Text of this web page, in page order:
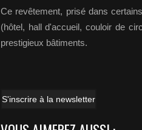
Ce revêtement, prisé dans
(hôtel, hall d'accueil, couloir de
prestigieux bâtiments.
S'inscrire à la newsletter